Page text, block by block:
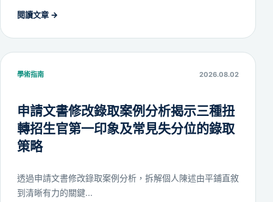
閱讀文章 →
學術指南 2026.08.02
申請文書修改錄取案例分析揭示三種扭
轉招生官第一印象及常見失分位的錄取
策略
透過申請文書修改錄取案例分析，拆解個人陳述由平鋪直敘
到清晰有力的關鍵...